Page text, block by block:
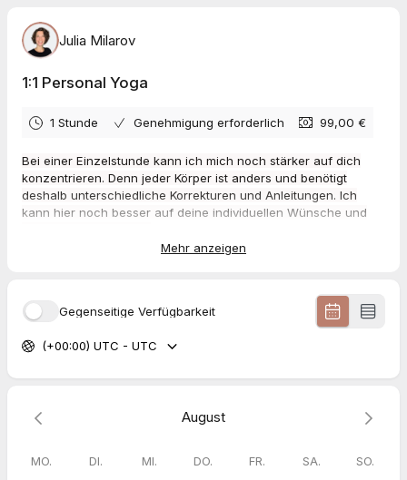
Julia Milarov
1:1 Personal Yoga
1 Stunde Genehmigung erforderlich 99,00 €
Bei einer Einzelstunde kann ich mich noch stärker auf dich
konzentrieren. Denn jeder Körper ist anders und benötigt
deshalb unterschiedliche Korrekturen und Anleitungen. Ich
kann hier noch besser auf deine individuellen Wünsche und
Mehr anzeigen
Gegenseitige Verfügbarkeit
(+00:00) UTC - UTC
August
MO. DI. MI. DO. FR. SA. SO.